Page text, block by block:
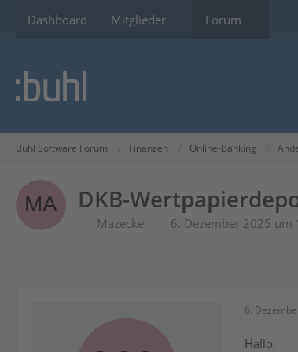
Dashboard Mitglieder Forum
Buhl Software Forum Finanzen Online-Banking
DKB-
Mazecke 6. Dezember 2025 um
6.
Hallo,